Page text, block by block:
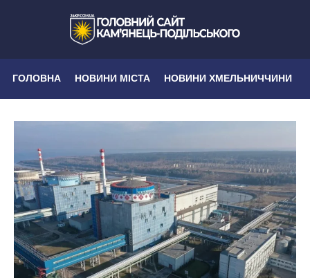
ГОЛОВНА НОВИНИ МІСТА НОВИНИ ХМЕЛЬНИЧЧИНИ